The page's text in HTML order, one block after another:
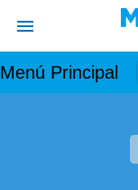
Menú Principal